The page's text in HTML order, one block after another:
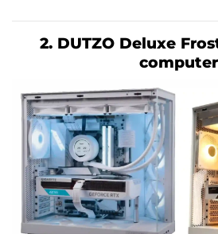
2. DUTZO Deluxe
computer